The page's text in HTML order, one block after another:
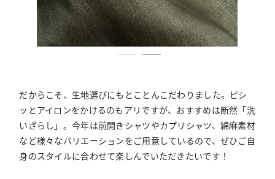
だからこそ、生地選びにもとことんこだわりました。ピシ
ッとアイロンをかけるのもアリですが、おすすめは断然「洗
いざらし」。今年は前開きシャツやカプリシャツ、綿麻素材
など様々なバリエーションをご用意しているので、ぜひご自
身のスタイルに合わせて楽しんでいただきたいです！